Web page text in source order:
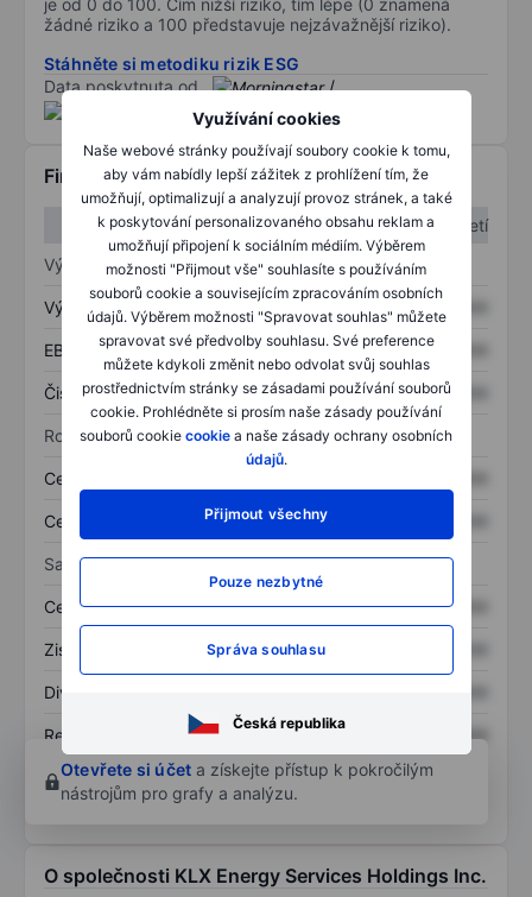
Využívání cookies
Naše webové stránky používají soubory cookie k tomu,
aby vám nabídly lepší zážitek z prohlížení tím, že
umožňují, optimalizují a analyzují provoz stránek, a také
k poskytování personalizovaného obsahu reklam a
umožňují připojení k sociálním médiím. Výběrem
možnosti "Přijmout vše" souhlasíte s používáním
souborů cookie a souvisejícím zpracováním osobních
údajů. Výběrem možnosti "Spravovat souhlas" můžete
spravovat své předvolby souhlasu. Své preference
můžete kdykoli změnit nebo odvolat svůj souhlas
prostřednictvím stránky se zásadami používání souborů
cookie. Prohlédněte si prosím naše zásady používání
souborů cookie cookie a naše zásady ochrany osobních
údajů.
Přijmout všechny
Pouze nezbytné
Správa souhlasu
Česká republika
žádné riziko a 100 představuje nejzávažnější riziko).
Stáhněte si metodiku rizik ESG
Data poskytnuta od
/
Finanční informace
1. čtvrtletí
2. čtvrtletí
Výkaz zisku a ztráty
Výnos XXXXXXX XXXXXXX
EBITDA XXXXXXX XXXXXXX
Čistý příjem XXXXXXX XXXXXXX
Rozvaha
Celková aktiva
Celkový dluh XXXXXXX
Sazby
Cena/tržby XXXXXXX XXXXXXX
Zisk na akcii XXXXXXX
Dividenda na akcii
Rentabilita kapitálu XXXXXXX
XXXXXXX
Otevřete si účet a získejte přístup k pokročilým
nástrojům pro grafy a analýzu.
O společnosti KLX Energy Services Holdings Inc.